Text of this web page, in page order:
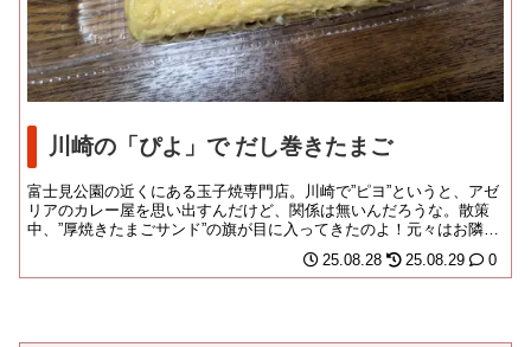
川崎の「ぴよ」で だし巻きたまご
富士見公園の近くにある玉子焼専門店。川崎で”ピヨ”というと、アゼ
リアのカレー屋を思い出すんだけど、関係は無いんだろうな。散策
中、”厚焼きたまごサンド”の旗が目に入ってきたのよ！元々はお隣同
25.08.28 25.08.29 0